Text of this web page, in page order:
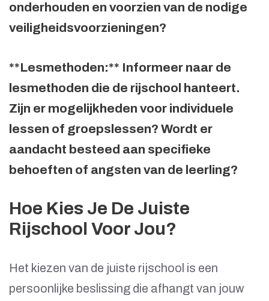
onderhouden en voorzien van de nodige
veiligheidsvoorzieningen?
**Lesmethoden:** Informeer naar de
lesmethoden die de rijschool hanteert.
Zijn er mogelijkheden voor individuele
lessen of groepslessen? Wordt er
aandacht besteed aan specifieke
behoeften of angsten van de leerling?
Hoe Kies Je De Juiste
Rijschool Voor Jou?
Het kiezen van de juiste rijschool is een
persoonlijke beslissing die afhangt van jouw